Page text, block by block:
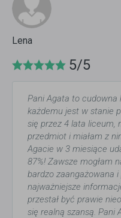
Lena
5/5
Pani Agata to cudowna
każdemu jest w stanie
się przez 4 lata liceum,
przedmiot i miałam z
Agacie w 3 miesiące
87%! Zawsze mogłam
bardzo zaangażowana
najważniejsze
przestał być prawie
się realną szansą. Pani